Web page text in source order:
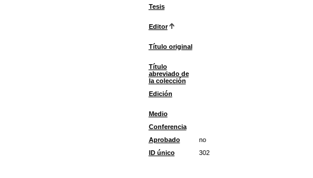
Tesis
Editor
Título original
Título
abreviado de
la colección
Edición
Medio
Conferencia
Aprobado
no
ID único
302